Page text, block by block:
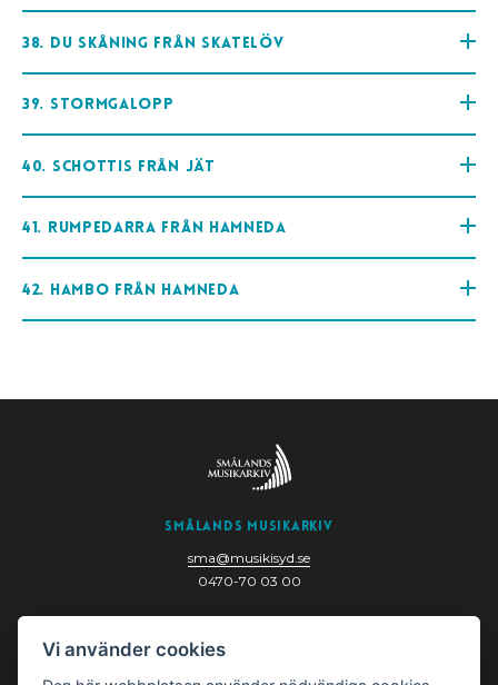
38. Du skåning från Skatelöv
39. Stormgalopp
40. Schottis från Jät
41. Rumpedarra från Hamneda
42. Hambo från Hamneda
Smålands Musikarkiv
sma@musikisyd.se
0470-70 03 00
352 33 Växjö
Vi använder cookies